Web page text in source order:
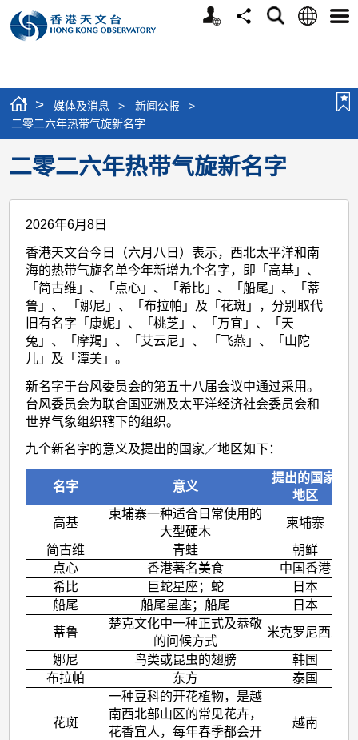
个
分
搜
语
选
> 媒体及消息 > 新闻公报
>
二零二六年热带气旋新名字
二零二六年热带气旋新名字
2026年6月8日
香港天文台今日（六月八日）表示，西北太平洋和南
海的热带气旋名单今年新增九个名字，即「高基」、
「简古维」、「点心」、「希比」、「船尾」、「蒂
鲁」、 「娜尼」、「布拉帕」及「花斑」，分别取代
旧有名字「康妮」、「桃芝」、「万宜」、「天
兔」、「摩羯」、「艾云尼」、 「飞燕」、「山陀
儿」及「潭美」。
新名字于台风委员会的第五十八届会议中通过采用。
台风委员会为联合国亚洲及太平洋经济社会委员会和
世界气象组织辖下的组织。
九个新名字的意义及提出的国家／地区如下：
名字 意义
提出的国家/
地区
高基
柬埔寨一种适合日常使用的
大型硬木
柬埔寨
简古维
青蛙
朝鲜
点心
香港著名美食
中国香港
希比
巨蛇星座；蛇
日本
船尾
船尾星座；船尾
日本
蒂鲁
楚克文化中一种正式及恭敬
的问候方式
米克罗尼西亚
娜尼
鸟类或昆虫的翅膀
韩国
布拉帕
东方 泰国
花斑
一种豆科的开花植物，是越
南西北部山区的常见花卉，
花香宜人，每年春季都会开
越南